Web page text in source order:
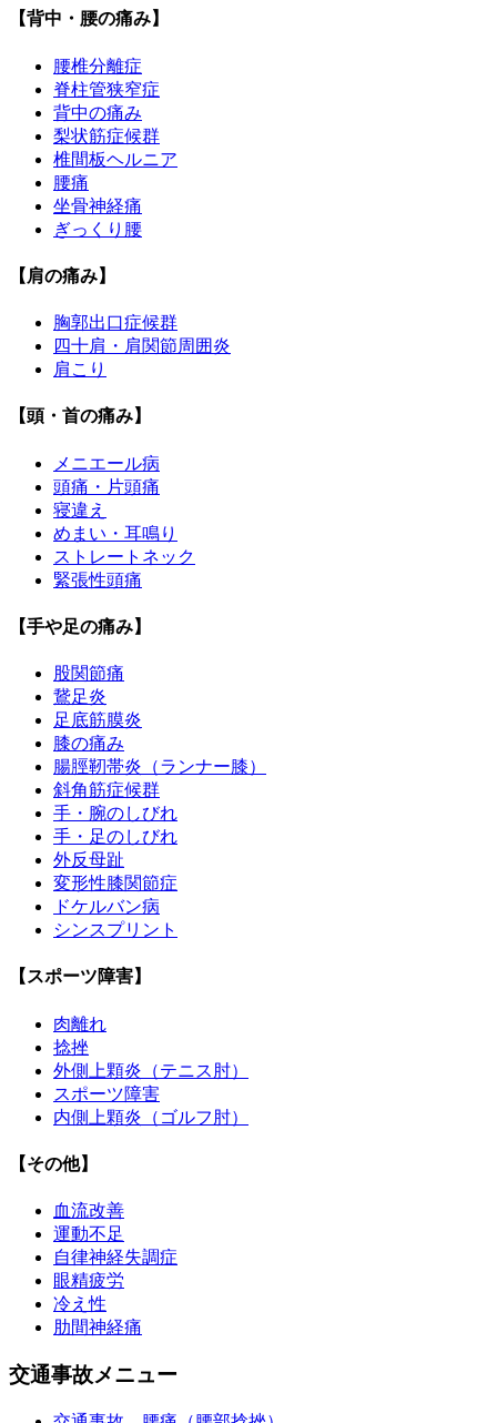
【背中・腰の痛み】
腰椎分離症
脊柱管狭窄症
背中の痛み
梨状筋症候群
椎間板ヘルニア
腰痛
坐骨神経痛
ぎっくり腰
【肩の痛み】
胸郭出口症候群
四十肩・肩関節周囲炎
肩こり
【頭・首の痛み】
メニエール病
頭痛・片頭痛
寝違え
めまい・耳鳴り
ストレートネック
緊張性頭痛
【手や足の痛み】
股関節痛
鵞足炎
足底筋膜炎
膝の痛み
腸脛靭帯炎（ランナー膝）
斜角筋症候群
手・腕のしびれ
手・足のしびれ
外反母趾
変形性膝関節症
ドケルバン病
シンスプリント
【スポーツ障害】
肉離れ
捻挫
外側上顆炎（テニス肘）
スポーツ障害
内側上顆炎（ゴルフ肘）
【その他】
血流改善
運動不足
自律神経失調症
眼精疲労
冷え性
肋間神経痛
交通事故メニュー